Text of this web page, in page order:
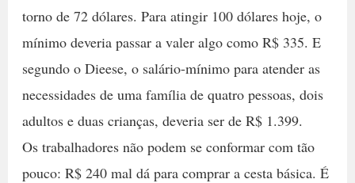
torno de 72 dólares. Para atingir 100 dólares hoje, o
mínimo deveria passar a valer algo como R$ 335. E
segundo o Dieese, o salário-mínimo para atender as
necessidades de uma família de quatro pessoas, dois
adultos e duas crianças, deveria ser de R$ 1.399.
Os trabalhadores não podem se conformar com tão
pouco: R$ 240 mal dá para comprar a cesta básica. É